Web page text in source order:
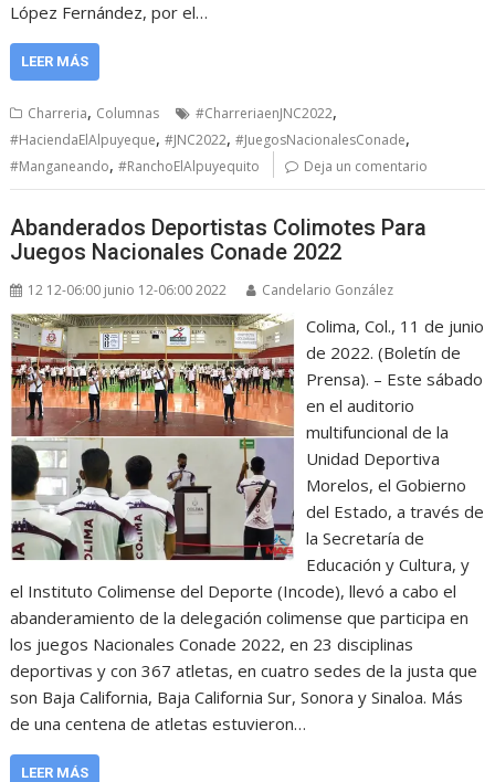
López Fernández, por el…
LEER MÁS
Charreria, Columnas #CharreriaenJNC2022,
#HaciendaElAlpuyeque,#JNC2022,#JuegosNacionalesConade,
#Manganeando,#RanchoElAlpuyequito Deja un comentario
Abanderados Deportistas Colimotes Para
Juegos Nacionales Conade 2022
12 12-06:00 junio 12-06:00 2022 Candelario González
Colima, Col., 11 de junio
de 2022. (Boletín de
Prensa). – Este sábado
en el auditorio
multifuncional de la
Unidad Deportiva
Morelos, el Gobierno
del Estado, a través de
la Secretaría de
Educación y Cultura, y
el Instituto Colimense del Deporte (Incode), llevó a cabo el
abanderamiento de la delegación colimense que participa en
los juegos Nacionales Conade 2022, en 23 disciplinas
deportivas y con 367 atletas, en cuatro sedes de la justa que
son Baja California, Baja California Sur, Sonora y Sinaloa. Más
de una centena de atletas estuvieron…
LEER MÁS